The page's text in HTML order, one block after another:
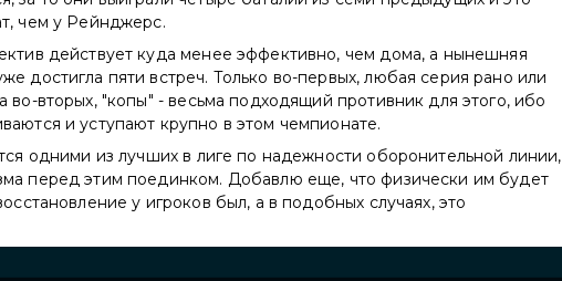
чем у Рейнджерс.
действует куда менее эффективно, чем дома, а нынешняя
достигла пяти встреч. Только во-первых, любая серия рано или
во-вторых, "копы" - весьма подходящий противник для этого, ибо
и уступают крупно в этом чемпионате.
одними из лучших в лиге по надежности оборонительной линии,
перед этим поединком. Добавлю еще, что физически им будет
у игроков был, а в подобных случаях, это